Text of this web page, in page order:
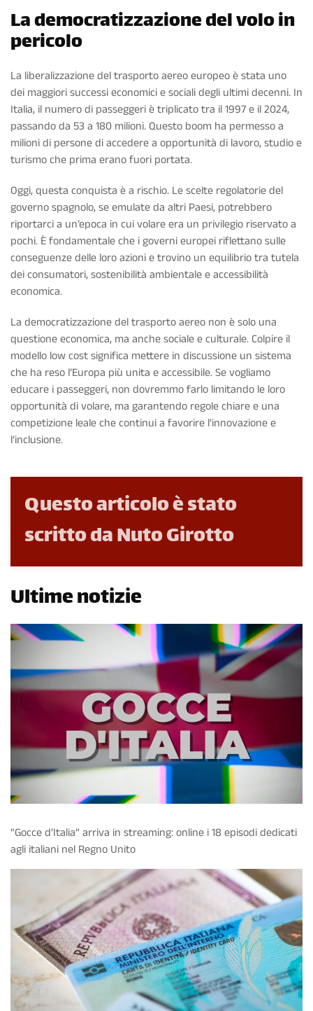
La democratizzazione del volo in
pericolo
La liberalizzazione del trasporto aereo europeo è stata uno
dei maggiori successi economici e sociali degli ultimi decenni. In
Italia, il numero di passeggeri è triplicato tra il 1997 e il 2024,
passando da 53 a 180 milioni. Questo boom ha permesso a
milioni di persone di accedere a opportunità di lavoro, studio e
turismo che prima erano fuori portata.
Oggi, questa conquista è a rischio. Le scelte regolatorie del
governo spagnolo, se emulate da altri Paesi, potrebbero
riportarci a un’epoca in cui volare era un privilegio riservato a
pochi. È fondamentale che i governi europei riflettano sulle
conseguenze delle loro azioni e trovino un equilibrio tra tutela
dei consumatori, sostenibilità ambientale e accessibilità
economica.
La democratizzazione del trasporto aereo non è solo una
questione economica, ma anche sociale e culturale. Colpire il
modello low cost significa mettere in discussione un sistema
che ha reso l’Europa più unita e accessibile. Se vogliamo
educare i passeggeri, non dovremmo farlo limitando le loro
opportunità di volare, ma garantendo regole chiare e una
competizione leale che continui a favorire l’innovazione e
l’inclusione.
Questo articolo è stato
scritto da Nuto Girotto
Ultime notizie
“Gocce d’Italia” arriva in streaming: online i 18 episodi dedicati
agli italiani nel Regno Unito